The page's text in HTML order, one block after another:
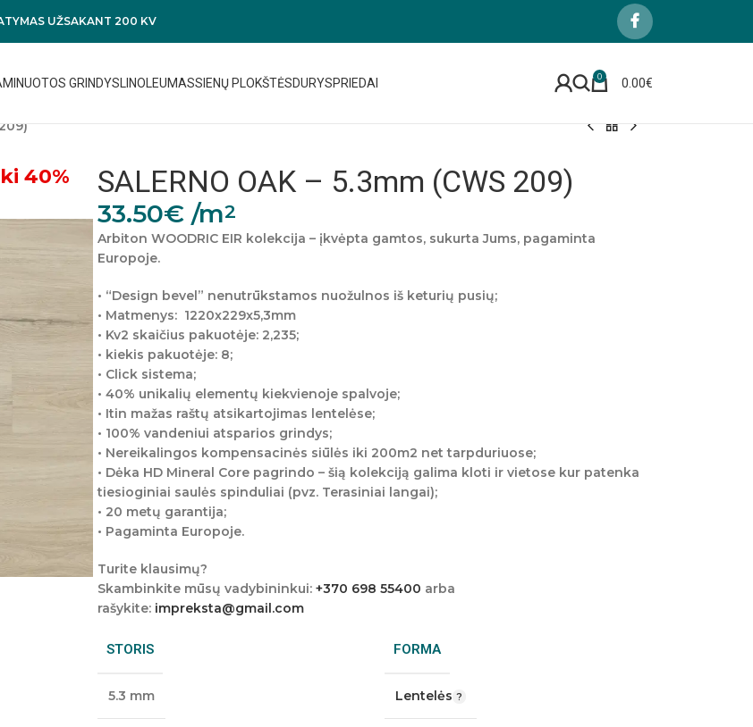
UŽSAKANT 200 KV
GRINDYS LINOLEUMASSIENŲ PLOKŠTĖSDURYSPRIEDAI 0 0.00€
40% SALERNO OAK – 5.3mm (CWS 209)
33.50€ /m2
Arbiton WOODRIC EIR kolekcija – įkvėpta gamtos, sukurta Jums, pagaminta
Europoje.
• “Design bevel” nenutrūkstamos nuožulnos iš keturių pusių;
• Matmenys: 1220x229x5,3mm
• Kv2 skaičius pakuotėje: 2,235;
• kiekis pakuotėje: 8;
• Click sistema;
• 40% unikalių elementų kiekvienoje spalvoje;
• Itin mažas raštų atsikartojimas lentelėse;
• 100% vandeniui atsparios grindys;
• Nereikalingos kompensacinės siūlės iki 200m2 net tarpduriuose;
• Dėka HD Mineral Core pagrindo – šią kolekciją galima kloti ir vietose kur patenka
tiesioginiai saulės spinduliai (pvz. Terasiniai langai);
• 20 metų garantija;
• Pagaminta Europoje.
Turite klausimų?
Skambinkite mūsų vadybininkui: +370 698 55400 arba
rašykite: impreksta@gmail.com
STORIS
5.3 mm
FORMA
Lentelės